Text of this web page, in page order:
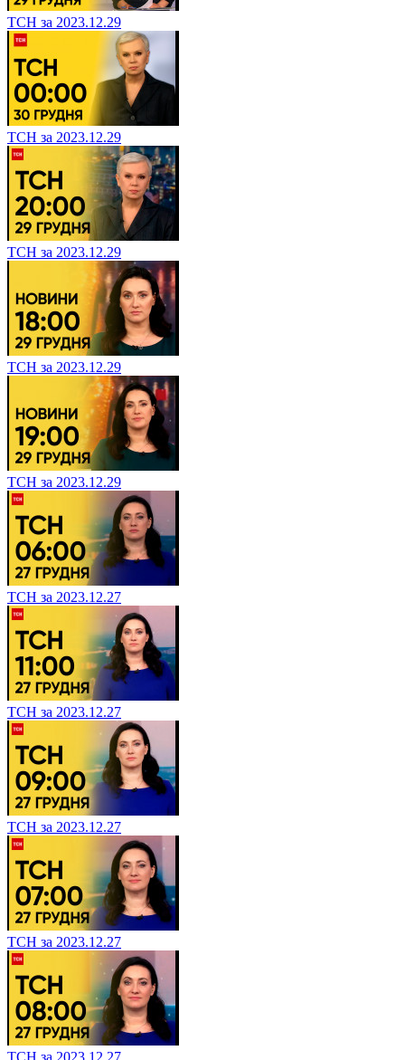
ТСН за 2023.12.29
ТСН за 2023.12.29
ТСН за 2023.12.29
ТСН за 2023.12.29
ТСН за 2023.12.29
ТСН за 2023.12.27
ТСН за 2023.12.27
ТСН за 2023.12.27
ТСН за 2023.12.27
ТСН за 2023.12.27